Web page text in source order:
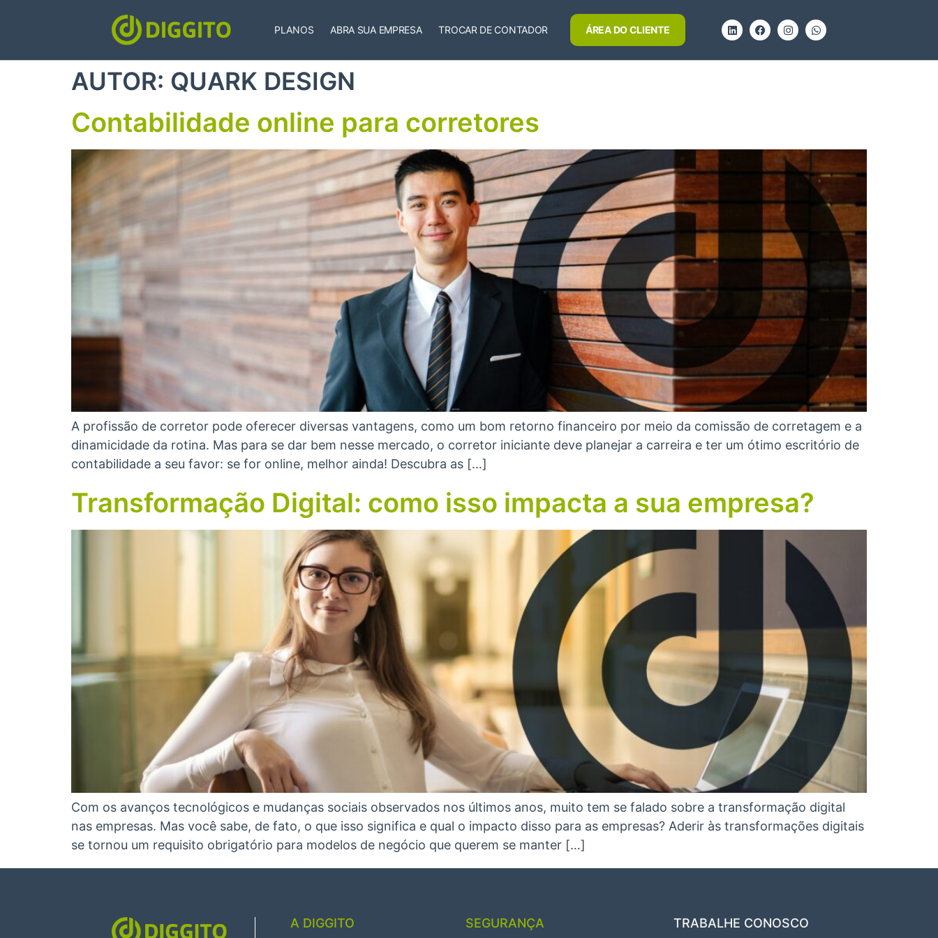
PLANOS ABRA SUA EMPRESA TROCAR DE CONTADOR ÁREA DO CLIENTE
AUTOR: QUARK DESIGN
Contabilidade online para corretores
A profissão de corretor pode oferecer diversas vantagens, como um bom retorno financeiro por meio da comissão de corretagem e a
dinamicidade da rotina. Mas para se dar bem nesse mercado, o corretor iniciante deve planejar a carreira e ter um ótimo escritório de
contabilidade a seu favor: se for online, melhor ainda! Descubra as […]
Transformação Digital: como isso impacta a sua empresa?
Com os avanços tecnológicos e mudanças sociais observados nos últimos anos, muito tem se falado sobre a transformação digital
nas empresas. Mas você sabe, de fato, o que isso significa e qual o impacto disso para as empresas? Aderir às transformações digitais
se tornou um requisito obrigatório para modelos de negócio que querem se manter […]
A DIGGITO SEGURANÇA TRABALHE CONOSCO